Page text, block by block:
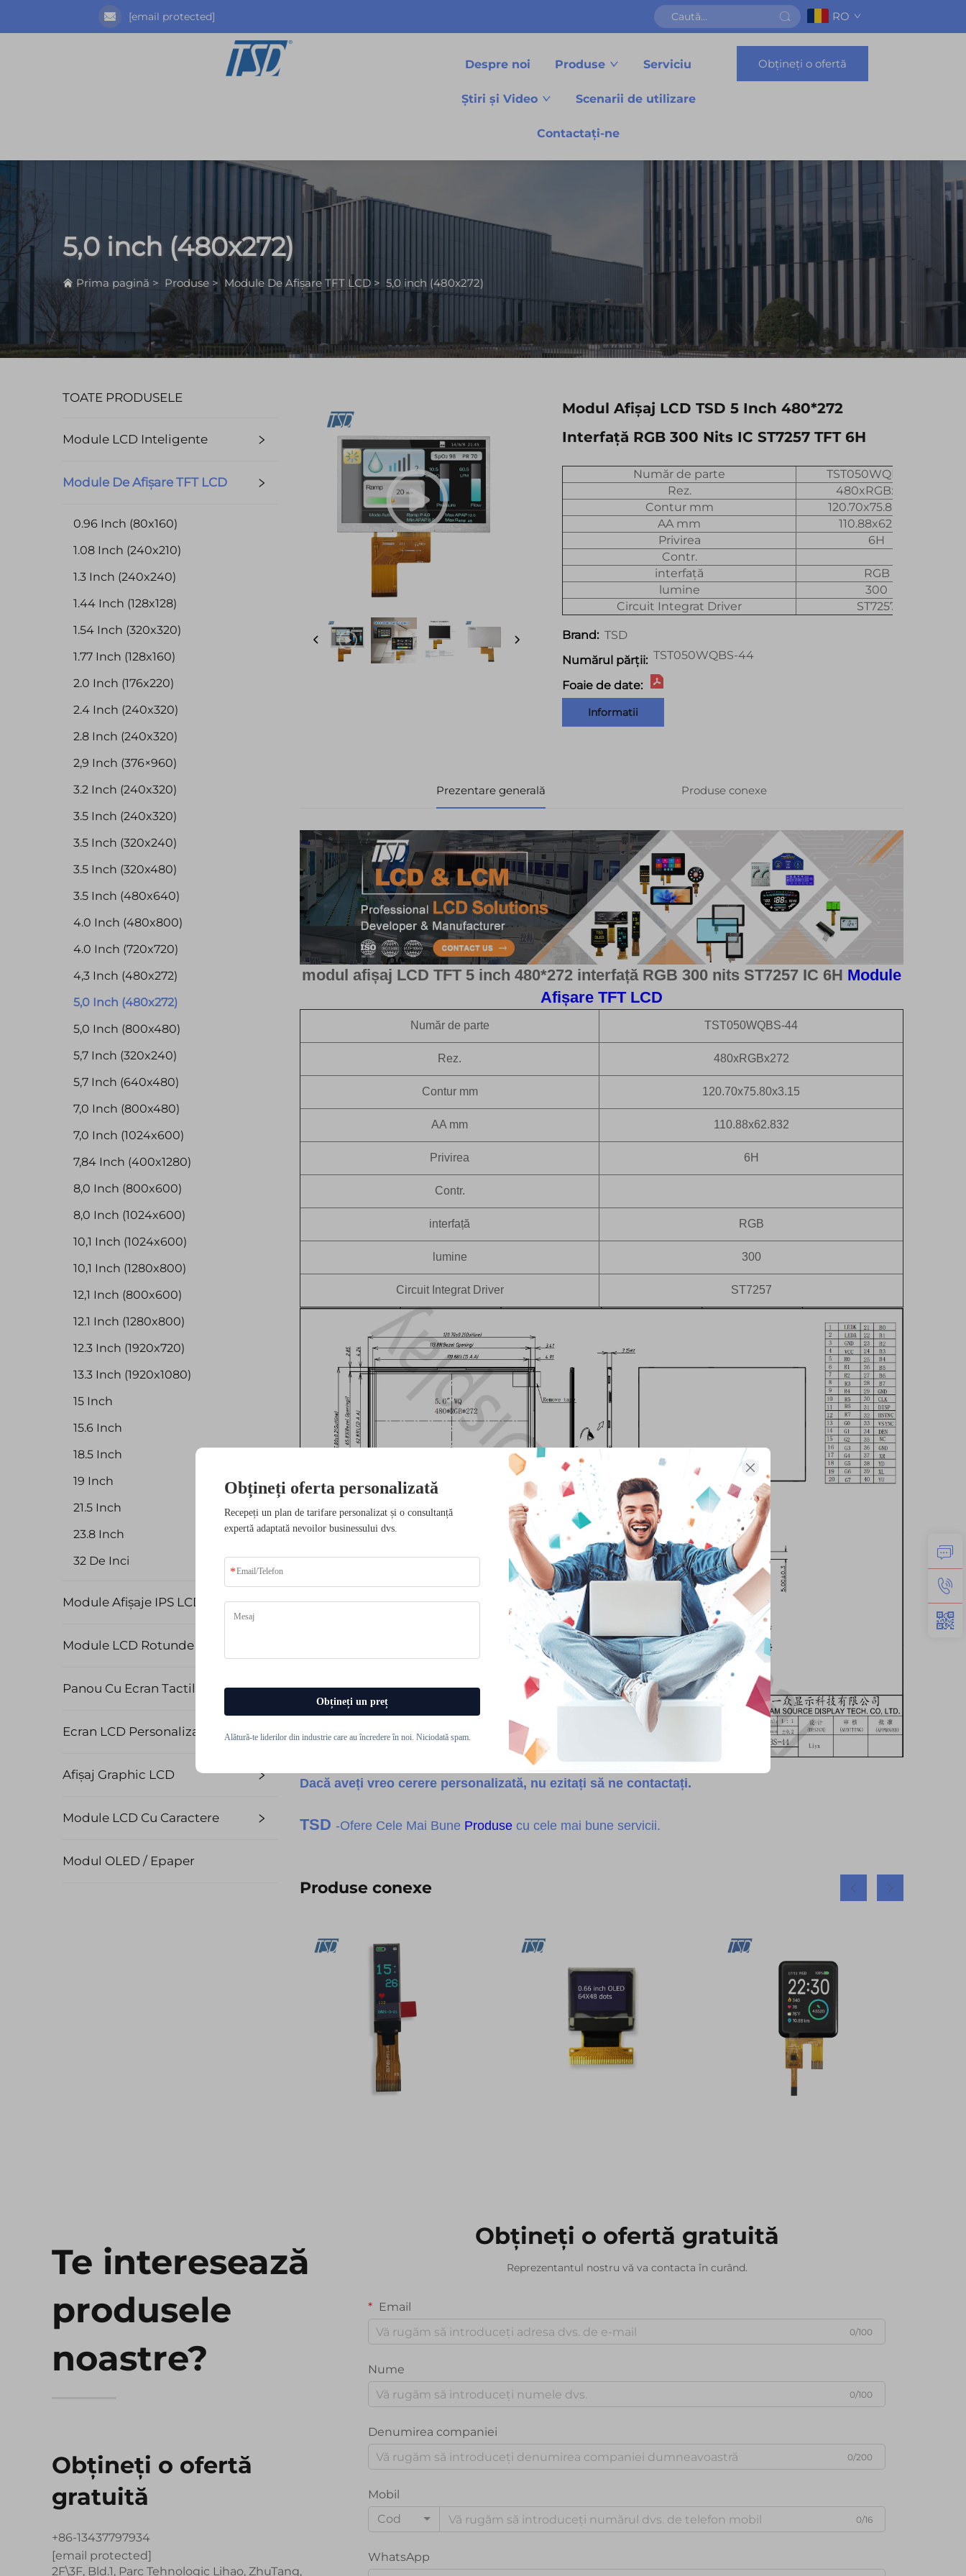
[email protected] RO
Despre noi Produse Serviciu
Știri și Video Scenarii de utilizare
Contactați-ne
Obțineți o ofertă
5,0 inch (480x272)
Prima pagină > Produse > Module De Afișare TFT LCD > 5,0 inch (480x272)
TOATE PRODUSELE
Module LCD Inteligente
Module De Afișare TFT LCD
0.96 Inch (80x160)
1.08 Inch (240x210)
1.3 Inch (240x240)
1.44 Inch (128x128)
1.54 Inch (320x320)
1.77 Inch (128x160)
2.0 Inch (176x220)
2.4 Inch (240x320)
2.8 Inch (240x320)
2,9 Inch (376×960)
3.2 Inch (240x320)
3.5 Inch (240x320)
3.5 Inch (320x240)
3.5 Inch (320x480)
3.5 Inch (480x640)
4.0 Inch (480x800)
4.0 Inch (720x720)
4,3 Inch (480x272)
5,0 Inch (480x272)
5,0 Inch (800x480)
5,7 Inch (320x240)
5,7 Inch (640x480)
7,0 Inch (800x480)
7,0 Inch (1024x600)
7,84 Inch (400x1280)
8,0 Inch (800x600)
8,0 Inch (1024x600)
10,1 Inch (1024x600)
10,1 Inch (1280x800)
12,1 Inch (800x600)
12.1 Inch (1280x800)
12.3 Inch (1920x720)
13.3 Inch (1920x1080)
15 Inch
15.6 Inch
18.5 Inch
19 Inch
21.5 Inch
23.8 Inch
32 De Inci
Module Afișaje IPS LCD
Module LCD Rotunde
Panou Cu Ecran Tactil PCAP
Ecran LCD Personalizat
Afișaj Graphic LCD
Module LCD Cu Caractere
Modul OLED / Epaper
Modul Afișaj LCD TSD 5 Inch 480*272
Interfață RGB 300 Nits IC ST7257 TFT 6H
Număr de parte
TST050WQBS-44
Rez.
480xRGBx272
Contur mm
120.70x75.80x3.15
AA mm
110.88x62.832
Privirea
6H
Contr.
interfață
RGB
lumine
300
Circuit Integrat Driver
ST7257
Brand: TSD
Numărul părții: TST050WQBS-44
Foaie de date:
Informatii
Prezentare generală Produse conexe
modul afișaj LCD TFT 5 inch 480*272 interfață RGB 300 nits ST7257 IC 6H Module
Afișare TFT LCD
Număr de parte TST050WQBS-44
Rez. 480xRGBx272
Contur mm 120.70x75.80x3.15
AA mm 110.88x62.832
Privirea 6H
Contr.
interfață RGB
lumine 300
Circuit Integrat Driver ST7257
Dacă aveți vreo cerere personalizată, nu ezitați să ne contactați.
TSD -Ofere Cele Mai Bune Produse cu cele mai bune servicii.
Produse conexe
Te interesează
produsele
noastre?
Obțineți o ofertă
gratuită
+86-13437797934
[email protected]
2F\3F, Bld.1, Parc Tehnologic Lihao, ZhuTang,
Obțineți o ofertă gratuită
Reprezentantul nostru vă va contacta în curând.
Email
0/100
Nume
0/100
Denumirea companiei
0/200
Mobil
Cod
0/16
WhatsApp
Obțineți oferta personalizată
Recepeți un plan de tarifare personalizat și o consultanță
expertă adaptată nevoilor businessului dvs.
Obțineți un preț
Alătură-te liderilor din industrie care au încredere în noi. Niciodată spam.